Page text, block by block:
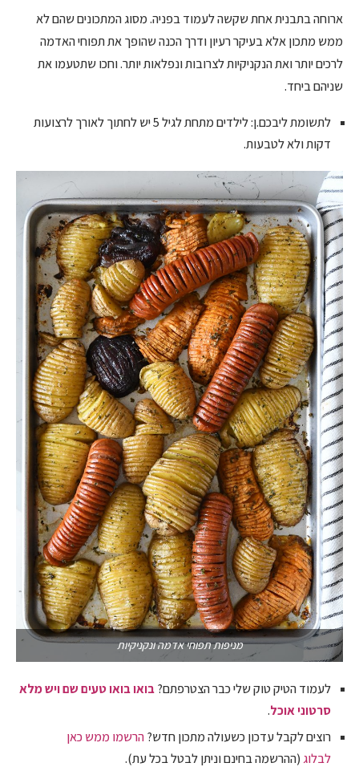
ארוחה בתבנית אחת שקשה לעמוד בפניה. מסוג המתכונים שהם לא
ממש מתכון אלא בעיקר רעיון ודרך הכנה שהופך את תפוחי האדמה
לרכים יותר ואת הנקניקיות לצרובות ונפלאות יותר. וחכו שתטעמו את
שניהם ביחד.
לתשומת ליבכם.ן: לילדים מתחת לגיל 5 יש לחתוך לאורך לרצועות
דקות ולא לטבעות.
מניפות תפוחי אדמה ונקניקיות
לעמוד הטיק טוק שלי כבר הצטרפתם?בואו בואו טעים שם ויש מלא
סרטוני אוכל.
רוצים לקבל עדכון כשעולה מתכון חדש?הרשמו ממש כאן
לבלוג(ההרשמה בחינם וניתן לבטל בכל עת).